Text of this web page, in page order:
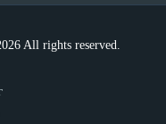
All rights reserved.